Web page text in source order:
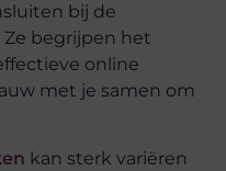
bij de
begrijpen het
online
met je samen om
kan sterk variëren